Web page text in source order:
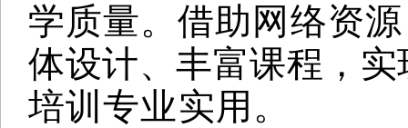
学质量。借助网络资
体设计、丰富课程，
培训专业实用。